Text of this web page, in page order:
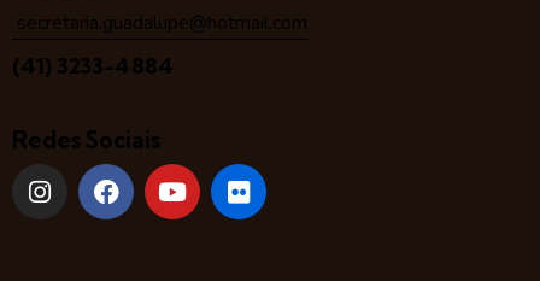
secretaria.guadalupe@hotmail.com
(41) 3233-4884
Redes Sociais